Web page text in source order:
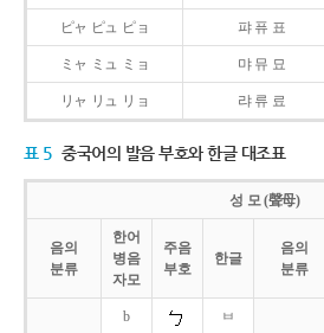
ピャ ピュ ピョ 퍄 퓨 표
ミャ ミュ ミョ 먀 뮤 묘
リャ リュ リョ 랴 류 료
표 5 중국어의 발음 부호와 한글 대조표
성 모 (聲母)
음의
분류
한어
병음
자모
주음
부호
한글
음의
분류
b
ㅂ